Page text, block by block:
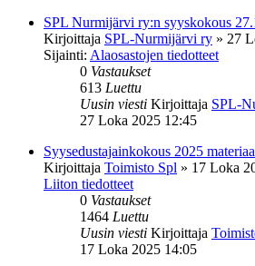
SPL Nurmijärvi ry:n syyskokous
Kirjoittaja SPL-Nurmijärvi ry » 27
Sijainti: Alaosastojen tiedotteet
0 Vastaukset
613 Luettu
Uusin viesti Kirjoittaja SPL-
27 Loka 2025 12:45
Syysedustajainkokous 2025
Kirjoittaja Toimisto Spl » 17 Loka
Liiton tiedotteet
0 Vastaukset
1464 Luettu
Uusin viesti Kirjoittaja
17 Loka 2025 14:05